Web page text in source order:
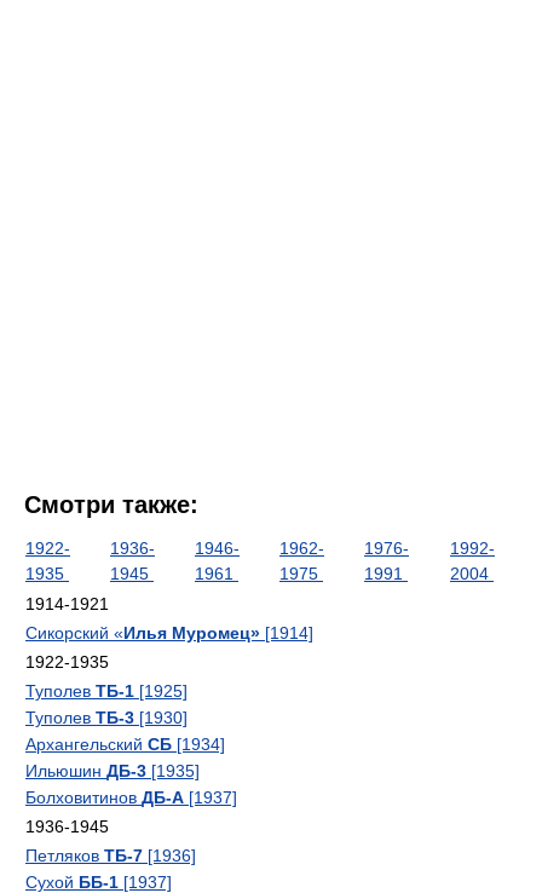
Смотри также:
1922-
1935
1936-
1945
1946-
1961
1962-
1975
1976-
1991
1992-
2004
1914-1921
Сикорский «Илья Муромец» [1914]
1922-1935
Туполев ТБ-1 [1925]
Туполев ТБ-3 [1930]
Архангельский СБ [1934]
Ильюшин ДБ-3 [1935]
Болховитинов ДБ-А [1937]
1936-1945
Петляков ТБ-7 [1936]
Сухой ББ-1 [1937]